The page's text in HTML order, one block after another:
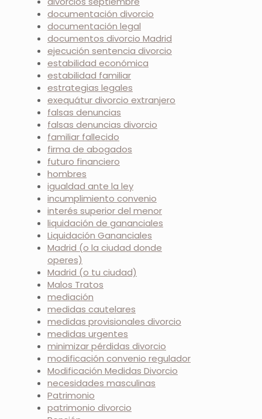
documentación divorcio
documentación legal
documentos divorcio Madrid
ejecución sentencia divorcio
estabilidad económica
estabilidad familiar
estrategias legales
exequátur divorcio extranjero
falsas denuncias
falsas denuncias divorcio
familiar fallecido
firma de abogados
futuro financiero
hombres
igualdad ante la ley
incumplimiento convenio
interés superior del menor
liquidación de gananciales
Liquidación Gananciales
Madrid (o la ciudad donde
operes)
Madrid (o tu ciudad)
Malos Tratos
mediación
medidas cautelares
medidas provisionales divorcio
medidas urgentes
minimizar pérdidas divorcio
modificación convenio regulador
Modificación Medidas Divorcio
necesidades masculinas
Patrimonio
patrimonio divorcio